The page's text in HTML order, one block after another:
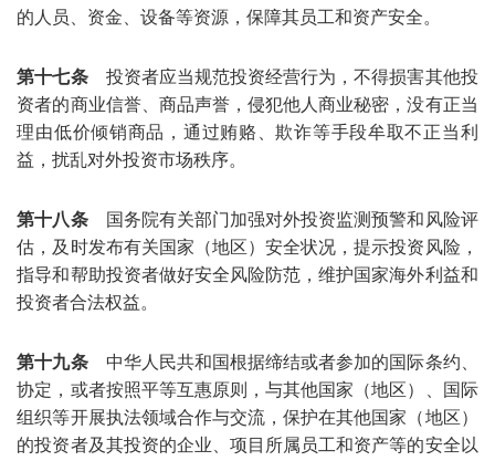
的人员、资金、设备等资源，保障其员工和资产安全。
第十七条投资者应当规范投资经营行为，不得损害其他投
资者的商业信誉、商品声誉，侵犯他人商业秘密，没有正当
理由低价倾销商品，通过贿赂、欺诈等手段牟取不正当利
益，扰乱对外投资市场秩序。
第十八条国务院有关部门加强对外投资监测预警和风险评
估，及时发布有关国家（地区）安全状况，提示投资风险，
指导和帮助投资者做好安全风险防范，维护国家海外利益和
投资者合法权益。
第十九条中华人民共和国根据缔结或者参加的国际条约、
协定，或者按照平等互惠原则，与其他国家（地区）、国际
组织等开展执法领域合作与交流，保护在其他国家（地区）
的投资者及其投资的企业、项目所属员工和资产等的安全以